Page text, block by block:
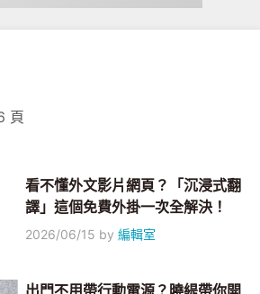
頁
看不懂外文影片網頁？「沉浸式翻
譯」這個免費外掛一次全解決！
2026/06/15 by編輯室